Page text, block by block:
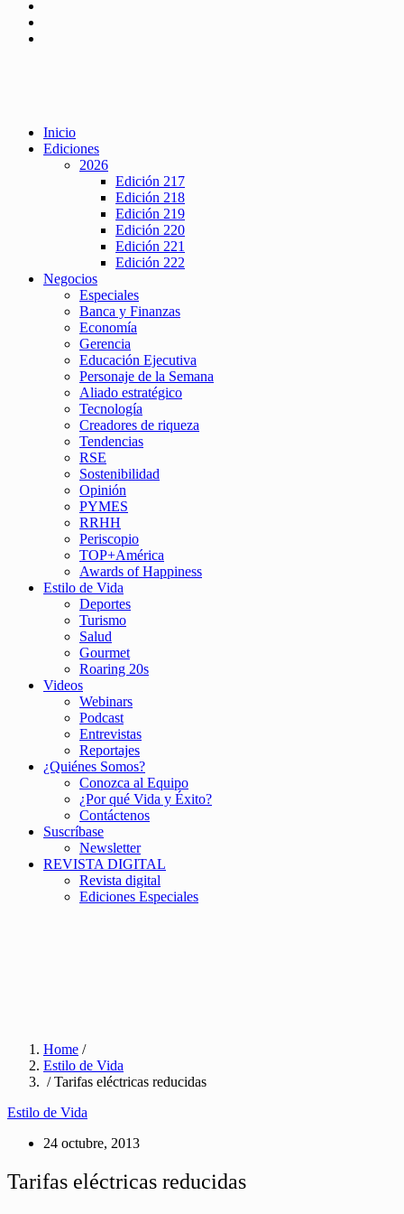
Inicio
Ediciones
2026
Edición 217
Edición 218
Edición 219
Edición 220
Edición 221
Edición 222
Negocios
Especiales
Banca y Finanzas
Economía
Gerencia
Educación Ejecutiva
Personaje de la Semana
Aliado estratégico
Tecnología
Creadores de riqueza
Tendencias
RSE
Sostenibilidad
Opinión
PYMES
RRHH
Periscopio
TOP+América
Awards of Happiness
Estilo de Vida
Deportes
Turismo
Salud
Gourmet
Roaring 20s
Videos
Webinars
Podcast
Entrevistas
Reportajes
¿Quiénes Somos?
Conozca al Equipo
¿Por qué Vida y Éxito?
Contáctenos
Suscríbase
Newsletter
REVISTA DIGITAL
Revista digital
Ediciones Especiales
Home /
Estilo de Vida
/ Tarifas eléctricas reducidas
Estilo de Vida
24 octubre, 2013
Tarifas eléctricas reducidas